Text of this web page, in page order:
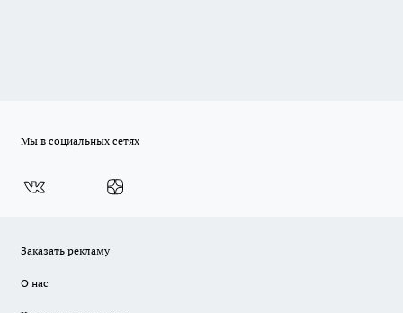
Мы в социальных сетях
Заказать рекламу
О нас